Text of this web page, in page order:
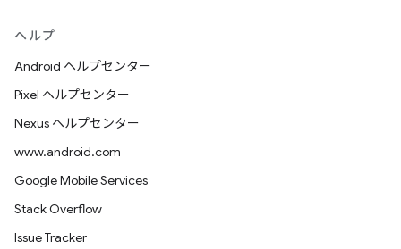
ヘルプ
Android ヘルプセンター
Pixel ヘルプセンター
Nexus ヘルプセンター
www.android.com
Google Mobile Services
Stack Overflow
Issue Tracker